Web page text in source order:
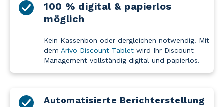
100 % digital & papierlos
möglich
Kein Kassenbon oder dergleichen notwendig. Mit
dem Arivo Discount Tablet wird Ihr Discount
Management vollständig digital und papierlos.
Automatisierte Berichterstellung